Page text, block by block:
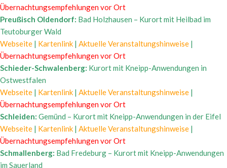
Übernachtungsempfehlungen vor Ort
Preußisch Oldendorf: Bad Holzhausen – Kurort mit Heilbad im
Teutoburger Wald
Webseite | Kartenlink | Aktuelle Veranstaltungshinweise |
Übernachtungsempfehlungen vor Ort
Schieder-Schwalenberg: Kurort mit Kneipp-Anwendungen in
Ostwestfalen
Webseite | Kartenlink | Aktuelle Veranstaltungshinweise |
Übernachtungsempfehlungen vor Ort
Schleiden: Gemünd – Kurort mit Kneipp-Anwendungen in der Eifel
Webseite | Kartenlink | Aktuelle Veranstaltungshinweise |
Übernachtungsempfehlungen vor Ort
Schmallenberg: Bad Fredeburg – Kurort mit Kneipp-Anwendungen
im Sauerland